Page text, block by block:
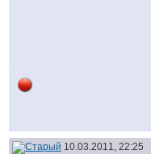
10.03.2011, 22:25